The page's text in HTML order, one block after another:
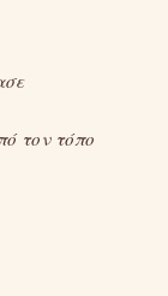
τον τόπο